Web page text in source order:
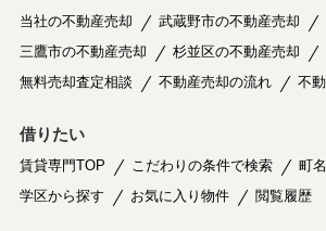
当社の不動産売却
武蔵野市の不動産売却
三鷹市の不動産売却
杉並区の不動産売却
無料売却査定相談
不動産売却の流れ 不
借りたい
賃貸専門TOP こだわりの条件で検索
町
学区から探す
お気に入り物件 閲覧履歴